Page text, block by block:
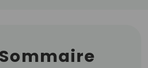
Sommaire